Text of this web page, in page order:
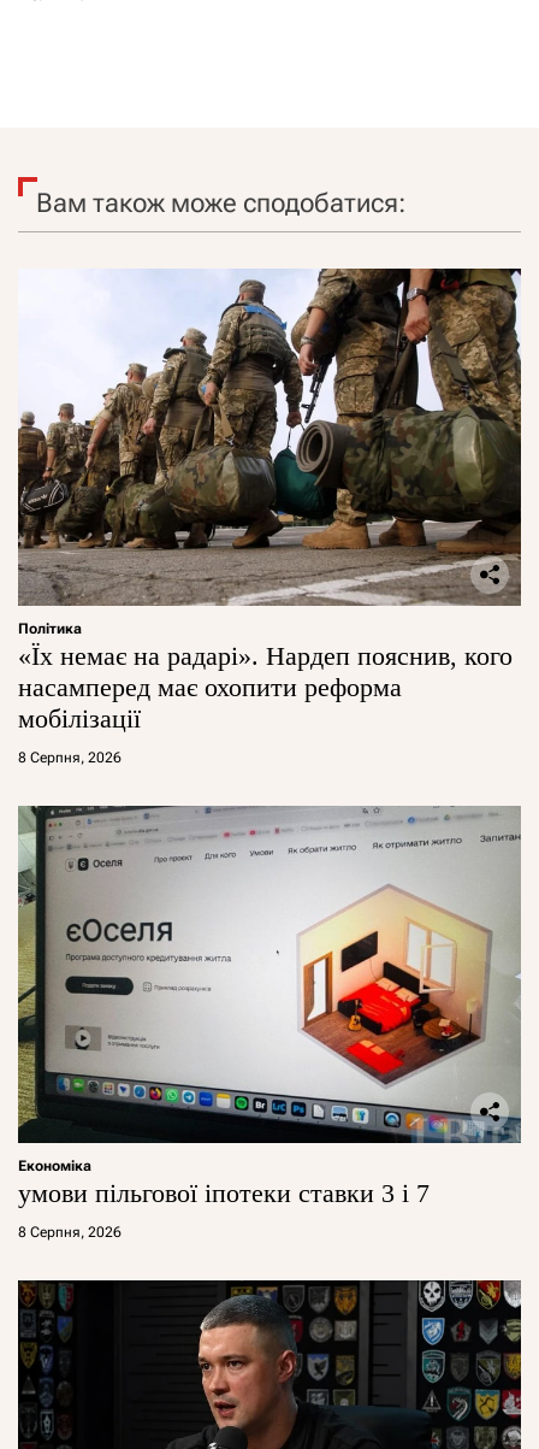
Вам також може сподобатися:
Політика
«Їх немає на радарі». Нардеп пояснив, кого
насамперед має охопити реформа
мобілізації
8 Серпня, 2026
Економіка
умови пільгової іпотеки ставки 3 і 7
8 Серпня, 2026